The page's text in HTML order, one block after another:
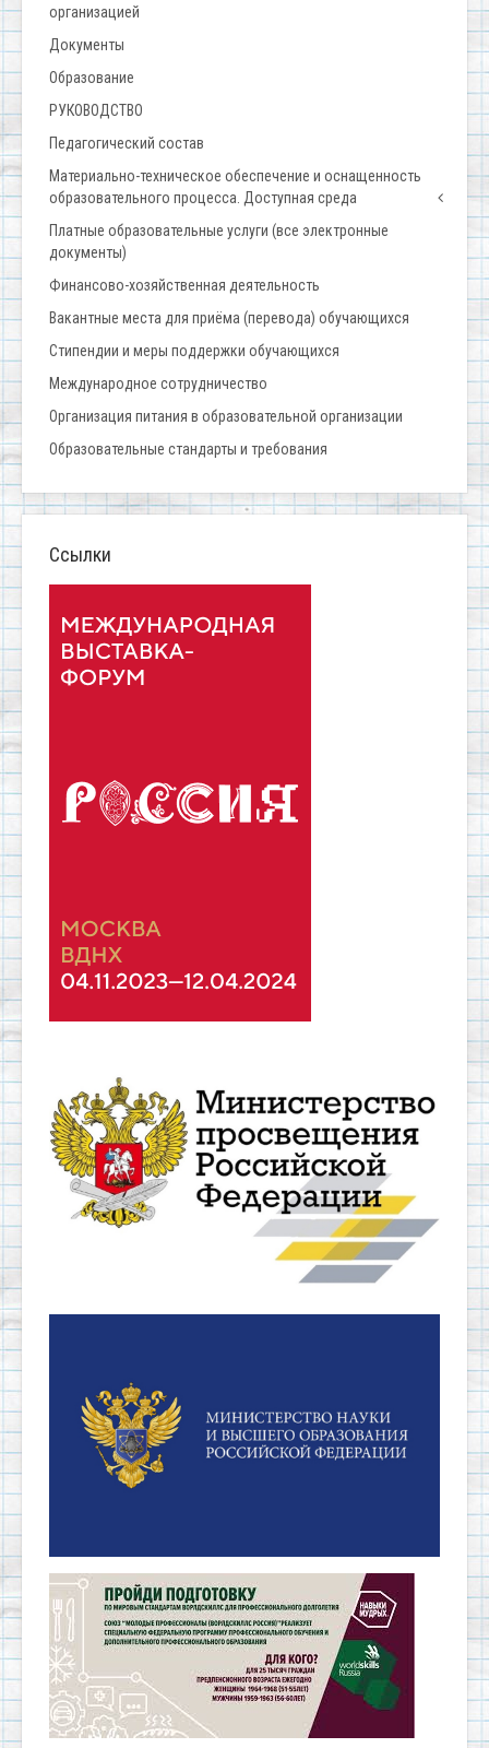
организацией
Документы
Образование
РУКОВОДСТВО
Педагогический состав
Материально-техническое обеспечение и оснащенность
образовательного процесса. Доступная среда
Платные образовательные услуги (все электронные
документы)
Финансово-хозяйственная деятельность
Вакантные места для приёма (перевода) обучающихся
Стипендии и меры поддержки обучающихся
Международное сотрудничество
Организация питания в образовательной организации
Образовательные стандарты и требования
Ссылки